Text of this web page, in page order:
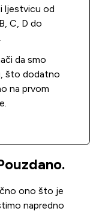
ljestvicu od
C, D do
da smo
što dodatno
na prvom
ono što je
napredno